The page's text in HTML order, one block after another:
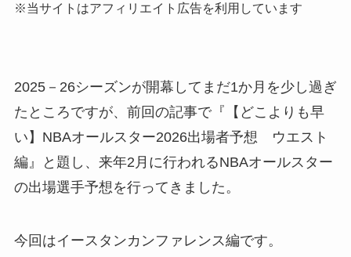
※当サイトはアフィリエイト広告を利用しています
2025－26シーズンが開幕してまだ1か月を少し過ぎ
たところですが、前回の記事で『【どこよりも早
い】NBAオールスター2026出場者予想 ウエスト
編』と題し、来年2月に行われるNBAオールスター
の出場選手予想を行ってきました。
今回はイースタンカンファレンス編です。